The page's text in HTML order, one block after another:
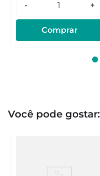
- +
Comprar
Você pode gostar: